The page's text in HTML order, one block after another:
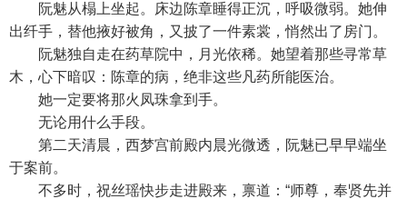
阮魅从榻上坐起。床边陈章睡得正沉，呼吸微弱。她伸
出纤手，替他掖好被角，又披了一件素裳，悄然出了房门。
阮魅独自走在药草院中，月光依稀。她望着那些寻常草
木，心下暗叹：陈章的病，绝非这些凡药所能医治。
她一定要将那火凤珠拿到手。
无论用什么手段。
第二天清晨，西梦宫前殿内晨光微透，阮魅已早早端坐
于案前。
不多时，祝丝瑶快步走进殿来，禀道：“师尊，奉贤先并